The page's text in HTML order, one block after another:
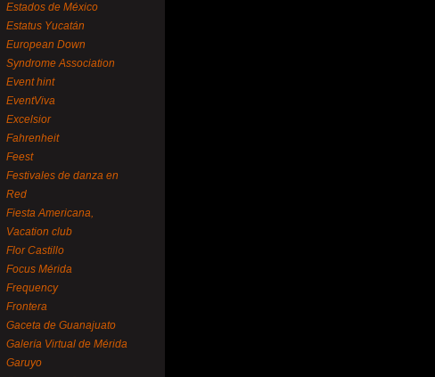
Estados de México
Estatus Yucatán
European Down
Syndrome Association
Event hint
EventViva
Excelsior
Fahrenheit
Feest
Festivales de danza en
Red
Fiesta Americana,
Vacation club
Flor Castillo
Focus Mérida
Frequency
Frontera
Gaceta de Guanajuato
Galería Virtual de Mérida
Garuyo